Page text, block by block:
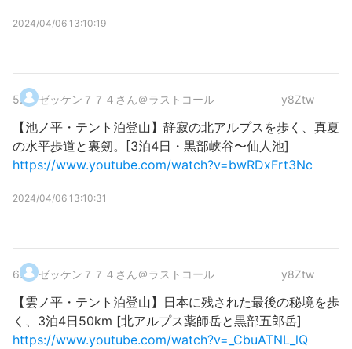
2024/04/06 13:10:19
5. ゼッケン７７４さん＠ラストコール y8Ztw
【池ノ平・テント泊登山】静寂の北アルプスを歩く、真夏
の水平歩道と裏剱。[3泊4日・黒部峡谷〜仙人池]
https://www.youtube.com/watch?v=bwRDxFrt3Nc
2024/04/06 13:10:31
6. ゼッケン７７４さん＠ラストコール y8Ztw
【雲ノ平・テント泊登山】日本に残された最後の秘境を歩
く、3泊4日50km [北アルプス薬師岳と黒部五郎岳]
https://www.youtube.com/watch?v=_CbuATNL_lQ